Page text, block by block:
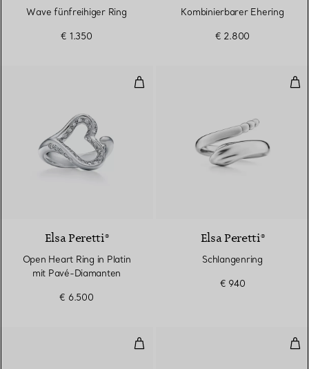
Wave fünfreihiger Ring
€ 1.350
Kombinierbarer Ehering
€ 2.800
Open Heart Ring in Platin mit
Elsa Peretti®
Open Heart Ring in Platin
mit Pavé-Diamanten
€ 6.500
Elsa Peretti®
Schlangenring
€ 940
Bandring